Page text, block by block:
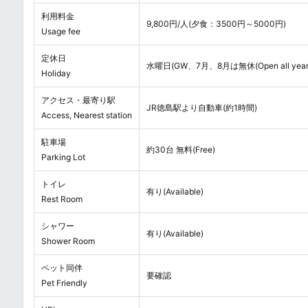
利用料金
Usage fee
9,800円/人(夕食：3500円～5000円)
定休日
Holiday
水曜日(GW、7月、8月は無休(Open all
アクセス・最寄り駅
Access, Nearest station
JR徳島駅より自動車(約1時間)
駐車場
Parking Lot
約30台 無料(Free)
トイレ
Rest Room
有り(Available)
シャワー
Shower Room
有り(Available)
ペット同伴
Pet Friendly
要確認